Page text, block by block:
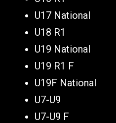
U17 National
U18 R1
U19 National
U19 R1 F
U19F National
U7-U9
U7-U9 F